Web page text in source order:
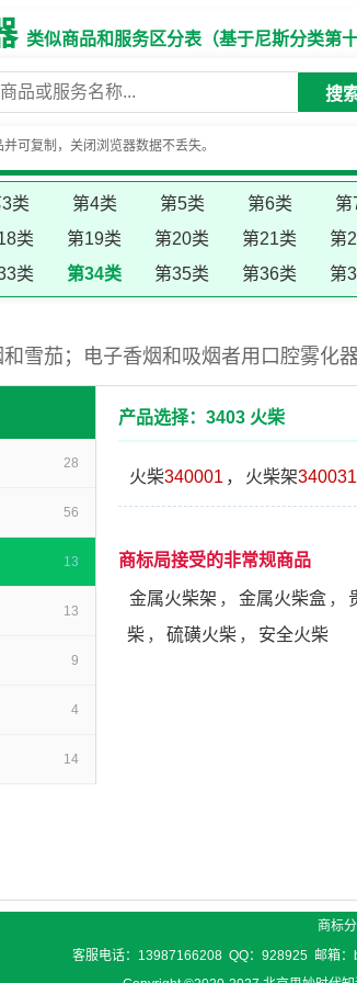
类似商品和服务区分表（基于尼斯分类第
搜
可复制，关闭浏览器数据不丢失。
类 第4类 第5类 第6类 第
类 第19类 第20类 第21类 第
类 第34类 第35类 第36类 第
雪茄；电子香烟和吸烟者用口腔雾化
28
56
13
13
9
4
14
产品选择：3403 火柴
火柴340001 ， 火柴架340031
商标局接受的非常规商品
金属火柴架 ， 金属火柴盒 ，
柴 ， 硫磺火柴 ， 安全火柴
商标
客服电话：13987166208 QQ：928925 邮箱